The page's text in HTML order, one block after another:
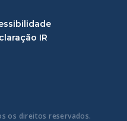
os direitos reservados.
IR